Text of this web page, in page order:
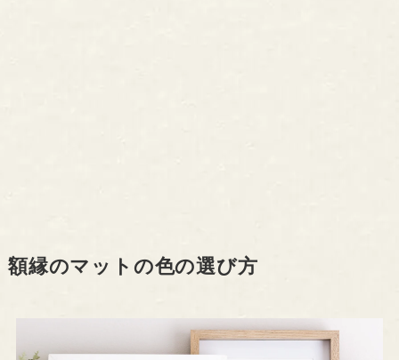
額縁のマットの色の選び方